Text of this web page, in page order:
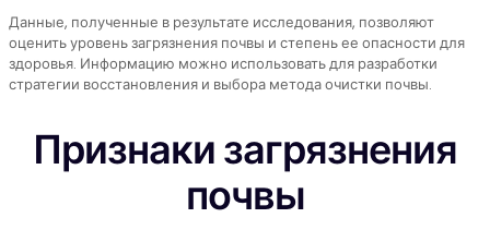
Данные, полученные в результате исследования, позволяют
оценить уровень загрязнения почвы и степень ее опасности для
здоровья. Информацию можно использовать для разработки
стратегии восстановления и выбора метода очистки почвы.
Признаки загрязнения
почвы